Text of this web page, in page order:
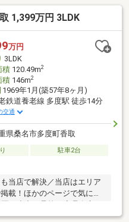
1,399万円 3LDK
万円
3LDK
積120.49m2
積146m2
1969年1月(築57年8ヶ月)
鉄道養老線 多度駅 徒歩14分
交通
県桑名市多度町香取
駐車2台
当店で解決／当店はエリア
載！ほかのページで気にな
4分◆並列駐車2台可能◆全